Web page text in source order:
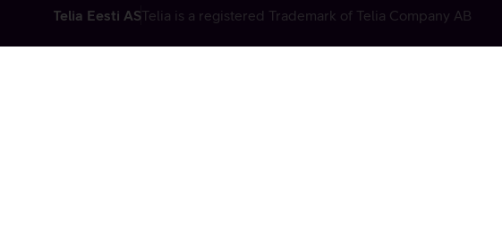
Telia Eesti ASTelia is a registered Trademark of Telia Company AB